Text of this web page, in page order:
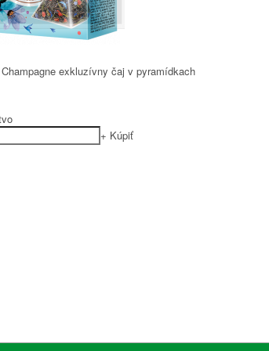
Champagne exkluzívny čaj v pyramídkach
+ Kúpiť